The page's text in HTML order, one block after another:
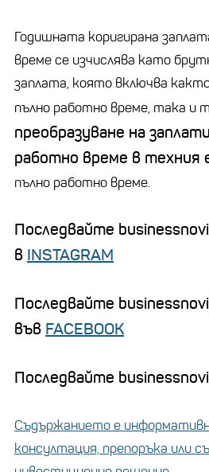
Годишната коригирана
време се изчислява като
заплата, която включва
пълно работно време, така и
преобразуване на
работно време в техния
пълно работно време.
Последвайте
в INSTAGRAM
Последвайте
във FACEBOOK
Последвайте
Съдържанието е
консултация, препоръка или